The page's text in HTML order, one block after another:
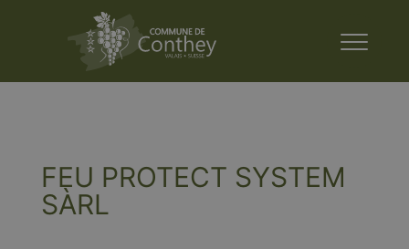
FEU PROTECT SYSTEM
SÀRL